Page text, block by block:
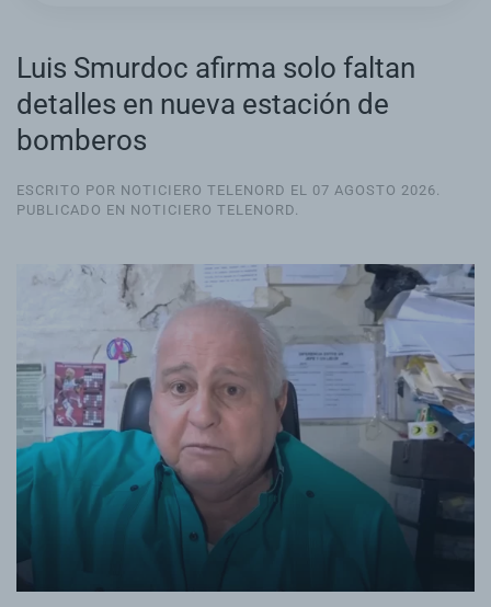
Luis Smurdoc afirma solo faltan
detalles en nueva estación de
bomberos
ESCRITO POR NOTICIERO TELENORD EL 07 AGOSTO 2026.
PUBLICADO EN NOTICIERO TELENORD.